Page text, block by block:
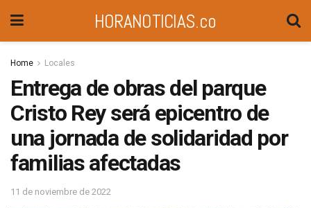
HORANOTICIAS.co
Home Locales
Entrega de obras del parque
Cristo Rey será epicentro de
una jornada de solidaridad por
familias afectadas
11 de noviembre de 2022